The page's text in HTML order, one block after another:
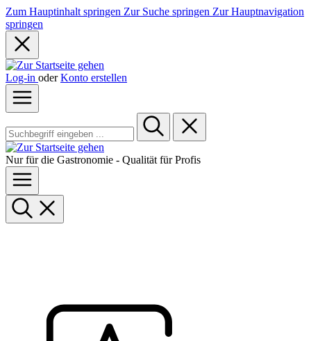
Zum Hauptinhalt springen Zur Suche springen Zur Hauptnavigation
springen
Log-in oder Konto erstellen
Nur für die Gastronomie - Qualität für Profis